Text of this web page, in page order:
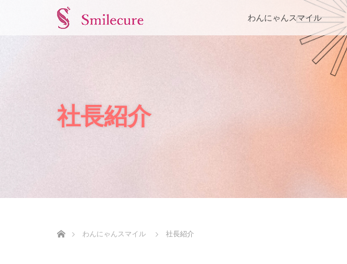
わんにゃんスマイル
社長紹介
わんにゃんスマイル
社長紹介